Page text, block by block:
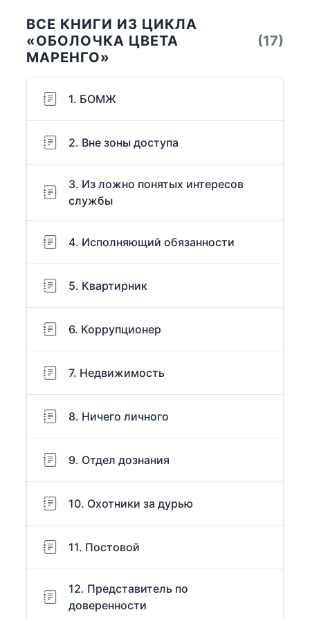
ВСЕ КНИГИ ИЗ ЦИКЛА
«ОБОЛОЧКА ЦВЕТА
МАРЕНГО»
(17)
1. БОМЖ
2. Вне зоны доступа
3. Из ложно понятых интересов
службы
4. Исполняющий обязанности
5. Квартирник
6. Коррупционер
7. Недвижимость
8. Ничего личного
9. Отдел дознания
10. Охотники за дурью
11. Постовой
12. Представитель по
доверенности